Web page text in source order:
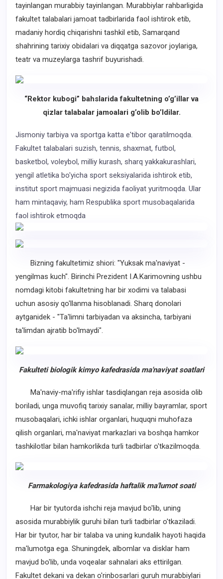
tayinlangan murabbiy tayinlangan. Murabbiylar rahbarligida
fakultet talabalari jamoat tadbirlarida faol ishtirok etib,
madaniy hordiq chiqarishni tashkil etib, Samarqand
shahrining tarixiy obidalari va diqqatga sazovor joylariga,
teatr va muzeylarga tashrif buyurishadi.
“Rektor kubogi” bahslarida fakultetning o’g’illar va
qizlar talabalar jamoalari g’olib bo’ldilar.
Jismoniy tarbiya va sportga katta e'tibor qaratilmoqda.
Fakultet talabalari suzish, tennis, shaxmat, futbol,
basketbol, voleybol, milliy kurash, sharq yakkakurashlari,
yengil atletika bo'yicha sport seksiyalarida ishtirok etib,
institut sport majmuasi negizida faoliyat yuritmoqda. Ular
ham mintaqaviy, ham Respublika sport musobaqalarida
faol ishtirok etmoqda
Bizning fakultetimiz shiori: "Yuksak ma'naviyat -
yengilmas kuch". Birinchi Prezident I.A.Karimovning ushbu
nomdagi kitobi fakultetning har bir xodimi va talabasi
uchun asosiy qo'llanma hisoblanadi. Sharq donolari
aytganidek - "Ta'limni tarbiyadan va aksincha, tarbiyani
ta'limdan ajratib bo'lmaydi".
Fakulteti biologik kimyo kafedrasida ma'naviyatsoatlari
Ma'naviy-ma'rifiy ishlar tasdiqlangan reja asosida olib
boriladi, unga muvofiq tarixiy sanalar, milliy bayramlar, sport
musobaqalari, ichki ishlar organlari, huquqni muhofaza
qilish organlari, ma'naviyat markazlari va boshqa hamkor
tashkilotlar bilan hamkorlikda turli tadbirlar o'tkazilmoqda.
Farmakologiya kafedrasida haftalik ma'lumot soati
Har bir tyutorda ishchi reja mavjud bo'lib, uning
asosida murabbiylik guruhi bilan turli tadbirlar o'tkaziladi.
Har bir tyutor, har bir talaba va uning kundalik hayoti haqida
ma'lumotga ega. Shuningdek, albomlar va disklar ham
mavjud bo'lib, unda voqealar sahnalari aks ettirilgan.
Fakultet dekani va dekan o'rinbosarlari guruh murabbiylari